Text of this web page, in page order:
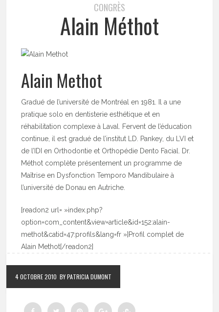
CONGRÈS
Alain Méthot
Alain Methot
Gradué de l’université de Montréal en 1981. Il a une
pratique solo en dentisterie esthétique et en
réhabilitation complexe à Laval. Fervent de l’éducation
continue, il est gradué de l’institut LD. Pankey, du LVI et
de l’IDI en Orthodontie et Orthopédie Dento Facial. Dr.
Méthot complète présentement un programme de
Maîtrise en Dysfonction Temporo Mandibulaire à
l’université de Donau en Autriche.
[readon2 url= »index.php?
option=com_content&view=article&id=152:alain-
methot&catid=47:profils&lang=fr »]Profil complet de
Alain Methot[/readon2]
4 OCTOBRE 2010 BY PATRICIA DUMONT